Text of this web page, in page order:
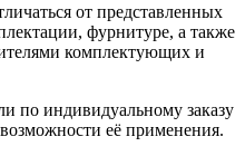
от представленных
фурнитуре, а также
комплектующих и
по индивидуальному заказу
её применения.